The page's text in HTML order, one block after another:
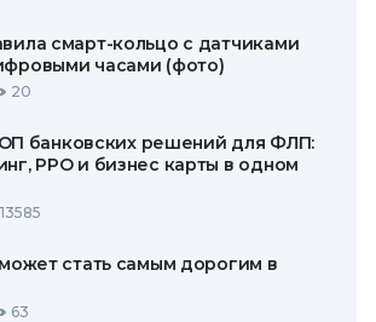
смарт-кольцо с датчиками
часами (фото)
20
банковских решений для ФЛП:
РРО и бизнес карты в одном
13585
стать самым дорогим в
63